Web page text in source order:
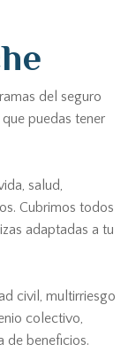
del seguro
puedas tener
salud,
Cubrimos todos
adaptadas a tu
civil, multirriesgo
colectivo,
de beneficios.